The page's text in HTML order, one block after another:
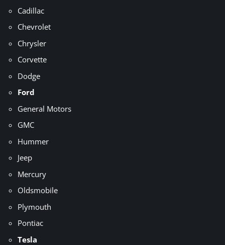
Cadillac
Chevrolet
Chrysler
Corvette
Dodge
Ford
General Motors
GMC
Hummer
Jeep
Mercury
Oldsmobile
Plymouth
Pontiac
Tesla